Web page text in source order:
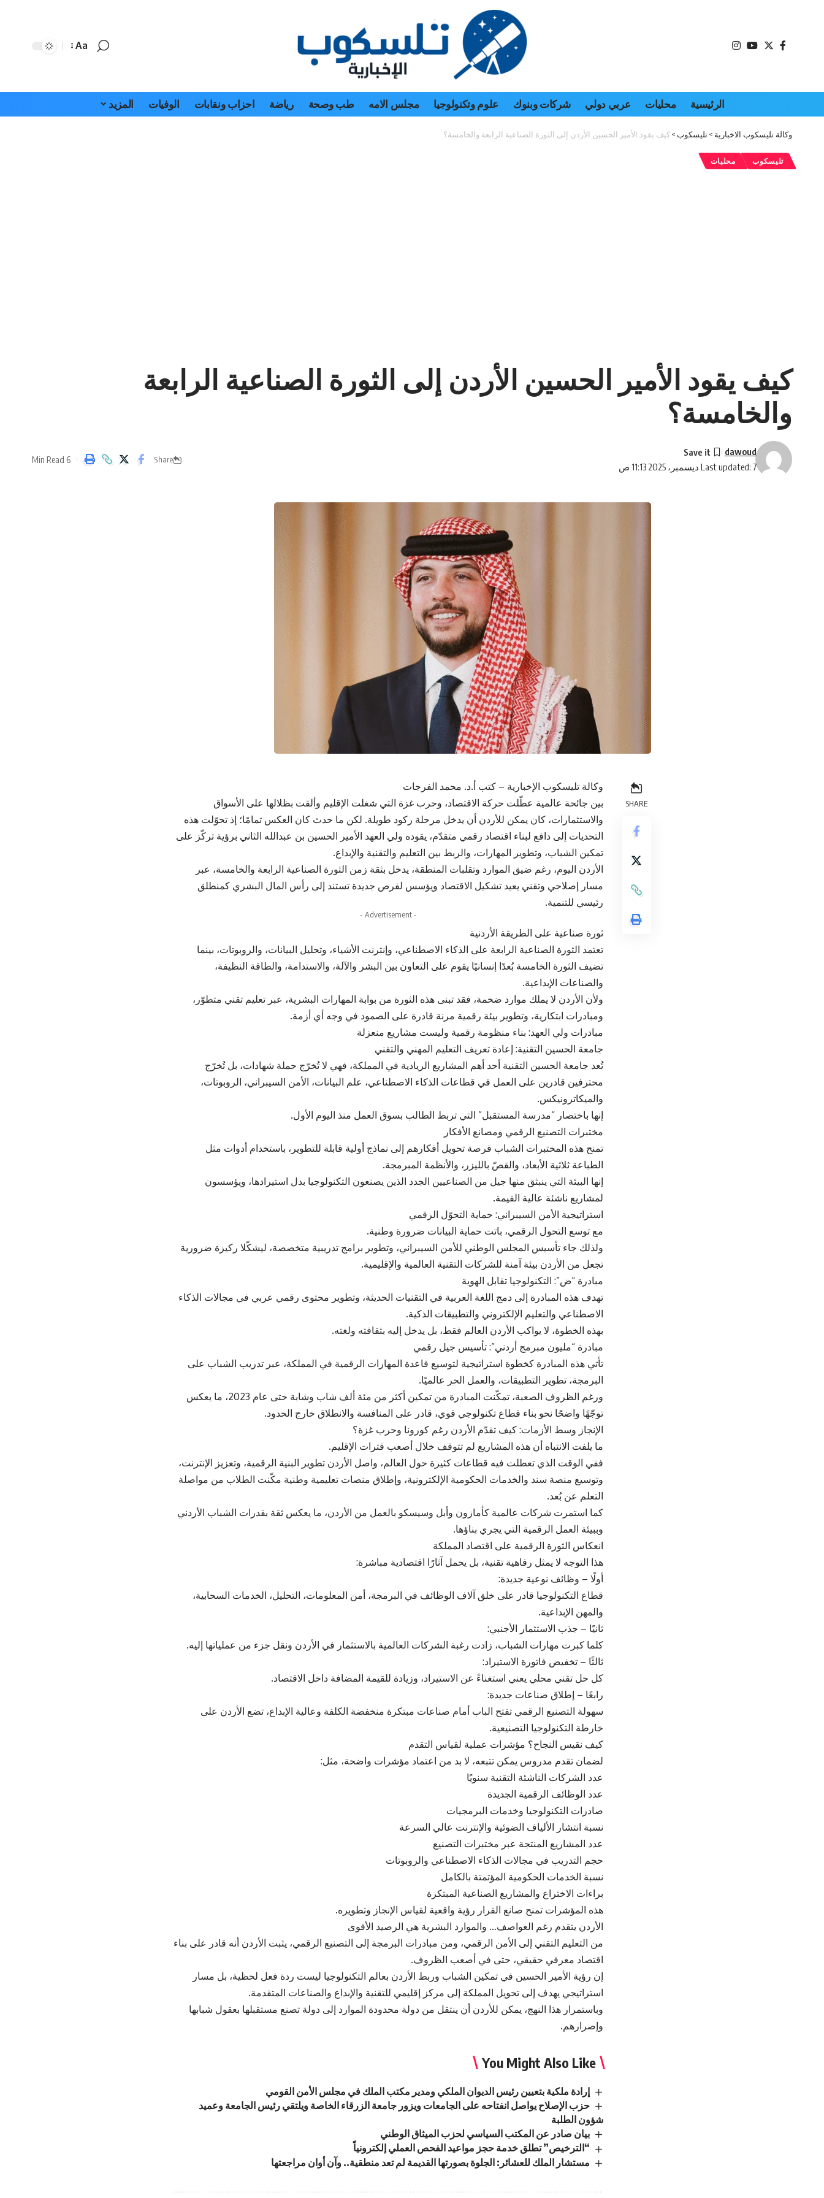
Font
Aa
الرئيسية محليات عربي دولي شركات وبنوك علوم وتكنولوجيا مجلس الامه طب وصحة رياضة احزاب ونقابات الوفيات المزيد
وكالة تليسكوب الاخبارية >تليسكوب>كيف يقود الأمير الحسين الأردن إلى الثورة الصناعية الرابعة والخامسة؟
تليسكوب محليات
كيف يقود الأمير الحسين الأردن إلى الثورة الصناعية الرابعة
والخامسة؟
Last updated: 7 ديسمبر، 2025 11:13 ص
dawoud
Share
6 Min Read
SHARE
وكالة تليسكوب الإخبارية – كتب أ.د. محمد الفرجات
بين جائحة عالمية عطّلت حركة الاقتصاد، وحرب غزة التي شغلت الإقليم وألقت بظلالها على الأسواق
والاستثمارات، كان يمكن للأردن أن يدخل مرحلة ركود طويلة. لكن ما حدث كان العكس تمامًا؛ إذ تحوّلت هذه
التحديات إلى دافع لبناء اقتصاد رقمي متقدّم، يقوده ولي العهد الأمير الحسين بن عبدالله الثاني برؤية تركّز على
تمكين الشباب، وتطوير المهارات، والربط بين التعليم والتقنية والإبداع.
الأردن اليوم، رغم ضيق الموارد وتقلبات المنطقة، يدخل بثقة زمن الثورة الصناعية الرابعة والخامسة، عبر
مسار إصلاحي وتقني يعيد تشكيل الاقتصاد ويؤسس لفرص جديدة تستند إلى رأس المال البشري كمنطلق
رئيسي للتنمية.
- Advertisement -
ثورة صناعية على الطريقة الأردنية
تعتمد الثورة الصناعية الرابعة على الذكاء الاصطناعي، وإنترنت الأشياء، وتحليل البيانات، والروبوتات، بينما
تضيف الثورة الخامسة بُعدًا إنسانيًا يقوم على التعاون بين البشر والآلة، والاستدامة، والطاقة النظيفة،
والصناعات الإبداعية.
ولأن الأردن لا يملك موارد ضخمة، فقد تبنى هذه الثورة من بوابة المهارات البشرية، عبر تعليم تقني متطوّر،
ومبادرات ابتكارية، وتطوير بيئة رقمية مرنة قادرة على الصمود في وجه أي أزمة.
مبادرات ولي العهد: بناء منظومة رقمية وليست مشاريع منعزلة
جامعة الحسين التقنية: إعادة تعريف التعليم المهني والتقني
تُعد جامعة الحسين التقنية أحد أهم المشاريع الريادية في المملكة، فهي لا تُخرّج حملة شهادات، بل تُخرّج
محترفين قادرين على العمل في قطاعات الذكاء الاصطناعي، علم البيانات، الأمن السيبراني، الروبوتات،
والميكاترونيكس.
إنها باختصار “مدرسة المستقبل” التي تربط الطالب بسوق العمل منذ اليوم الأول.
مختبرات التصنيع الرقمي ومصانع الأفكار
تمنح هذه المختبرات الشباب فرصة تحويل أفكارهم إلى نماذج أولية قابلة للتطوير، باستخدام أدوات مثل
الطباعة ثلاثية الأبعاد، والقصّ بالليزر، والأنظمة المبرمجة.
إنها البيئة التي ينبثق منها جيل من الصناعيين الجدد الذين يصنعون التكنولوجيا بدل استيرادها، ويؤسسون
لمشاريع ناشئة عالية القيمة.
استراتيجية الأمن السيبراني: حماية التحوّل الرقمي
مع توسع التحول الرقمي، باتت حماية البيانات ضرورة وطنية.
ولذلك جاء تأسيس المجلس الوطني للأمن السيبراني، وتطوير برامج تدريبية متخصصة، ليشكّلا ركيزة ضرورية
تجعل من الأردن بيئة آمنة للشركات التقنية العالمية والإقليمية.
مبادرة “ض”: التكنولوجيا تقابل الهوية
تهدف هذه المبادرة إلى دمج اللغة العربية في التقنيات الحديثة، وتطوير محتوى رقمي عربي في مجالات الذكاء
الاصطناعي والتعليم الإلكتروني والتطبيقات الذكية.
بهذه الخطوة، لا يواكب الأردن العالم فقط، بل يدخل إليه بثقافته ولغته.
مبادرة “مليون مبرمج أردني”: تأسيس جيل رقمي
تأتي هذه المبادرة كخطوة استراتيجية لتوسيع قاعدة المهارات الرقمية في المملكة، عبر تدريب الشباب على
البرمجة، تطوير التطبيقات، والعمل الحر عالميًا.
ورغم الظروف الصعبة، تمكّنت المبادرة من تمكين أكثر من مئة ألف شاب وشابة حتى عام 2023، ما يعكس
توجّهًا واضحًا نحو بناء قطاع تكنولوجي قوي، قادر على المنافسة والانطلاق خارج الحدود.
الإنجاز وسط الأزمات: كيف تقدّم الأردن رغم كورونا وحرب غزة؟
ما يلفت الانتباه أن هذه المشاريع لم تتوقف خلال أصعب فترات الإقليم.
ففي الوقت الذي تعطلت فيه قطاعات كثيرة حول العالم، واصل الأردن تطوير البنية الرقمية، وتعزيز الإنترنت،
وتوسيع منصة سند والخدمات الحكومية الإلكترونية، وإطلاق منصات تعليمية وطنية مكّنت الطلاب من مواصلة
التعلم عن بُعد.
كما استمرت شركات عالمية كأمازون وأبل وسيسكو بالعمل من الأردن، ما يعكس ثقة بقدرات الشباب الأردني
وببيئة العمل الرقمية التي يجري بناؤها.
انعكاس الثورة الرقمية على اقتصاد المملكة
هذا التوجه لا يمثل رفاهية تقنية، بل يحمل آثارًا اقتصادية مباشرة:
أولًا – وظائف نوعية جديدة:
قطاع التكنولوجيا قادر على خلق آلاف الوظائف في البرمجة، أمن المعلومات، التحليل، الخدمات السحابية،
والمهن الإبداعية.
ثانيًا – جذب الاستثمار الأجنبي:
كلما كبرت مهارات الشباب، زادت رغبة الشركات العالمية بالاستثمار في الأردن ونقل جزء من عملياتها إليه.
ثالثًا – تخفيض فاتورة الاستيراد:
كل حل تقني محلي يعني استغناءً عن الاستيراد، وزيادة للقيمة المضافة داخل الاقتصاد.
رابعًا – إطلاق صناعات جديدة:
سهولة التصنيع الرقمي تفتح الباب أمام صناعات مبتكرة منخفضة الكلفة وعالية الإبداع، تضع الأردن على
خارطة التكنولوجيا التصنيعية.
كيف نقيس النجاح؟ مؤشرات عملية لقياس التقدم
لضمان تقدم مدروس يمكن تتبعه، لا بد من اعتماد مؤشرات واضحة، مثل:
عدد الشركات الناشئة التقنية سنويًا
عدد الوظائف الرقمية الجديدة
صادرات التكنولوجيا وخدمات البرمجيات
نسبة انتشار الألياف الضوئية والإنترنت عالي السرعة
عدد المشاريع المنتجة عبر مختبرات التصنيع
حجم التدريب في مجالات الذكاء الاصطناعي والروبوتات
نسبة الخدمات الحكومية المؤتمتة بالكامل
براءات الاختراع والمشاريع الصناعية المبتكرة
هذه المؤشرات تمنح صانع القرار رؤية واقعية لقياس الإنجاز وتطويره.
الأردن يتقدم رغم العواصف… والموارد البشرية هي الرصيد الأقوى
من التعليم التقني إلى الأمن الرقمي، ومن مبادرات البرمجة إلى التصنيع الرقمي، يثبت الأردن أنه قادر على بناء
اقتصاد معرفي حقيقي، حتى في أصعب الظروف.
إن رؤية الأمير الحسين في تمكين الشباب وربط الأردن بعالم التكنولوجيا ليست ردة فعل لحظية، بل مسار
استراتيجي يهدف إلى تحويل المملكة إلى مركز إقليمي للتقنية والإبداع والصناعات المتقدمة.
وباستمرار هذا النهج، يمكن للأردن أن ينتقل من دولة محدودة الموارد إلى دولة تصنع مستقبلها بعقول شبابها
وإصرارهم.
You Might Also Like
إرادة ملكية بتعيين رئيس الديوان الملكي ومدير مكتب الملك في مجلس الأمن القومي
حزب الإصلاح يواصل انفتاحه على الجامعات ويزور جامعة الزرقاء الخاصة ويلتقي رئيس الجامعة وعميد
شؤون الطلبة
بيان صادر عن المكتب السياسي لحزب الميثاق الوطني
“الترخيص” تطلق خدمة حجز مواعيد الفحص العملي إلكترونياً
مستشار الملك للعشائر: الجلوة بصورتها القديمة لم تعد منطقية.. وآن أوان مراجعتها